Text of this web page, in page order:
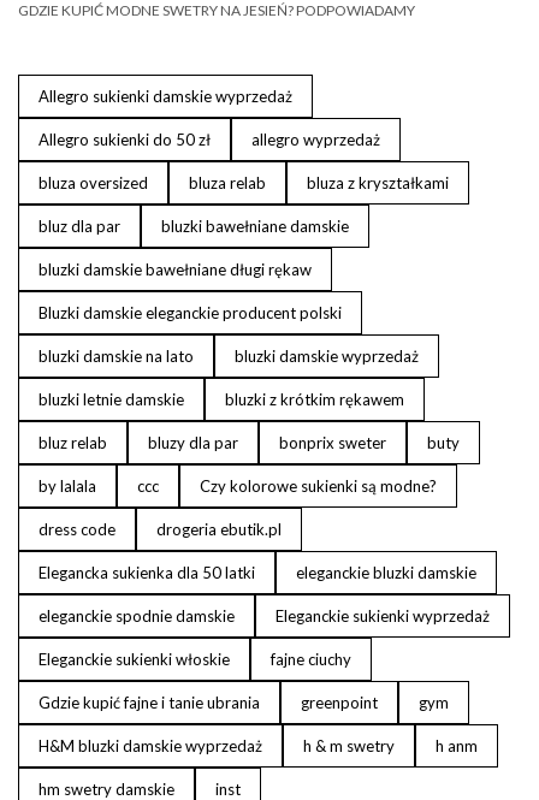
GDZIE KUPIĆ MODNE SWETRY NA JESIEŃ? PODPOWIADAMY
Allegro sukienki damskie wyprzedaż
Allegro sukienki do 50 zł allegro wyprzedaż
bluza oversized bluza relab bluza z kryształkami
bluz dla par bluzki bawełniane damskie
bluzki damskie bawełniane długi rękaw
Bluzki damskie eleganckie producent polski
bluzki damskie na lato bluzki damskie wyprzedaż
bluzki letnie damskie bluzki z krótkim rękawem
bluz relab bluzy dla par bonprix sweter buty
by lalala ccc Czy kolorowe sukienki są modne?
dress code drogeria ebutik.pl
Elegancka sukienka dla 50 latki eleganckie bluzki damskie
eleganckie spodnie damskie Eleganckie sukienki wyprzedaż
Eleganckie sukienki włoskie fajne ciuchy
Gdzie kupić fajne i tanie ubrania greenpoint gym
H&M bluzki damskie wyprzedaż h & m swetry h anm
hm swetry damskie inst